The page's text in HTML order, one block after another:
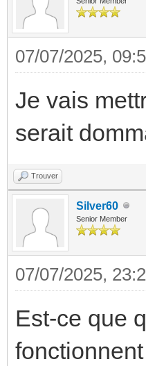
07/07/2025,
Je vais
serait
Trouver
Silver60
Senior Member
07/07/2025,
Est-ce que